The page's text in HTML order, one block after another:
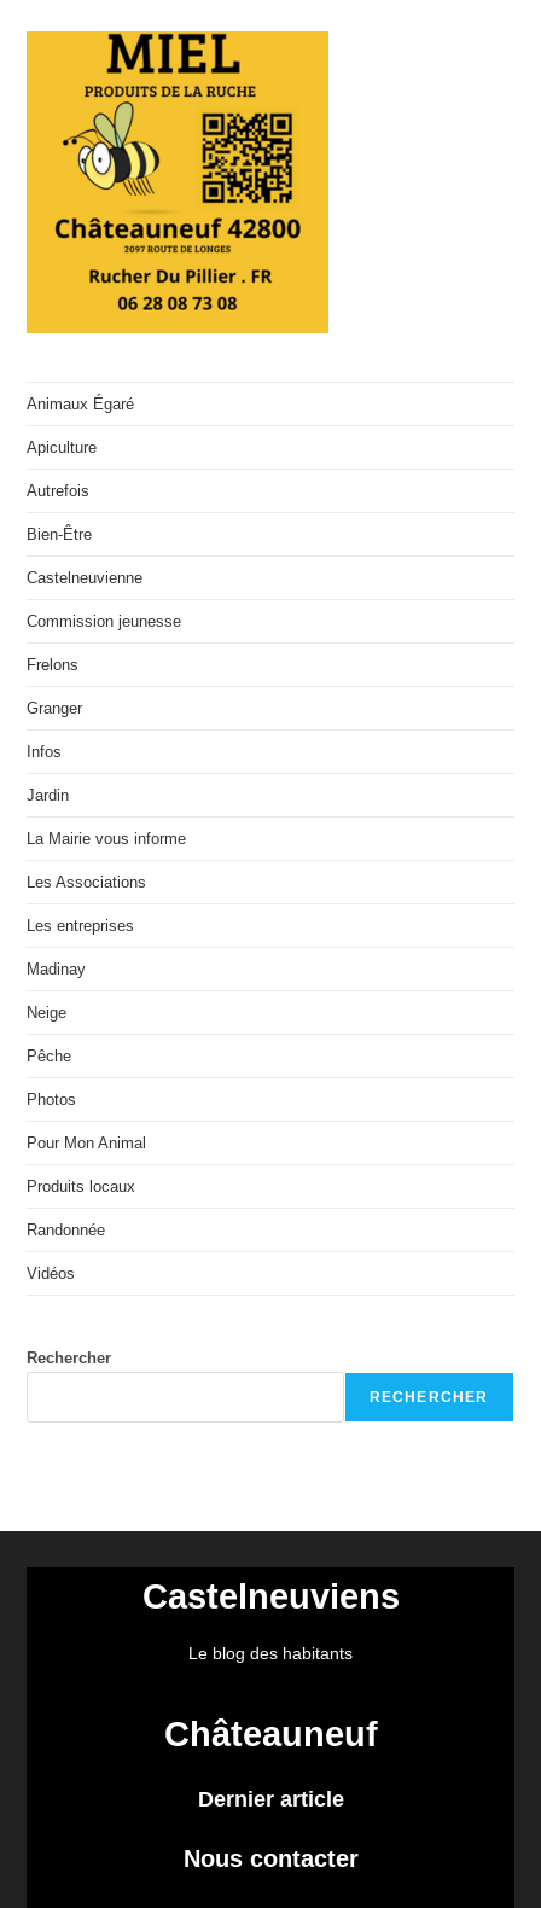
Animaux Égaré
Apiculture
Autrefois
Bien-Être
Castelneuvienne
Commission jeunesse
Frelons
Granger
Infos
Jardin
La Mairie vous informe
Les Associations
Les entreprises
Madinay
Neige
Pêche
Photos
Pour Mon Animal
Produits locaux
Randonnée
Vidéos
Rechercher
RECHERCHER
Castelneuviens
Le blog des habitants
Châteauneuf
Dernier article
Nous contacter